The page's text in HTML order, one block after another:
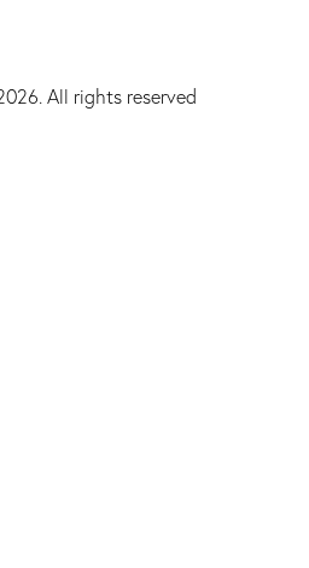
All rights reserved.